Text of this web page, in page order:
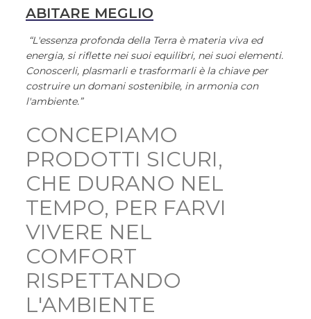
ABITARE MEGLIO
“L'essenza profonda della Terra è materia viva ed
energia, si riflette nei suoi equilibri, nei suoi elementi.
Conoscerli, plasmarli e trasformarli è la chiave per
costruire un domani sostenibile, in armonia con
l'ambiente.”
CONCEPIAMO
PRODOTTI SICURI,
CHE DURANO NEL
TEMPO, PER FARVI
VIVERE NEL
COMFORT
RISPETTANDO
L'AMBIENTE